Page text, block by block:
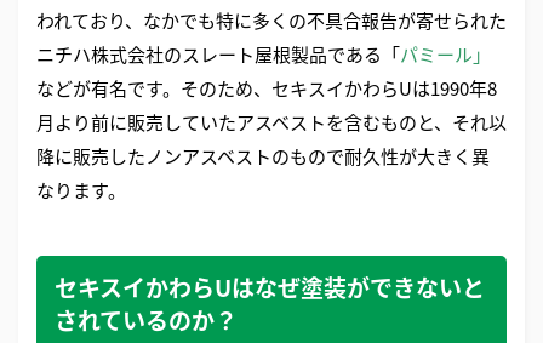
われており、なかでも特に多くの不具合報告が寄せられた
ニチハ株式会社のスレート屋根製品である「パミール」
などが有名です。そのため、セキスイかわらUは1990年8
月より前に販売していたアスベストを含むものと、それ以
降に販売したノンアスベストのもので耐久性が大きく異
なります。
セキスイかわらUはなぜ塗装ができないと
されているのか？